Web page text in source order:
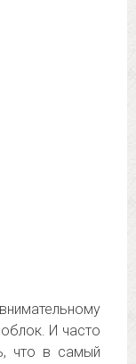
И часто
что в самый